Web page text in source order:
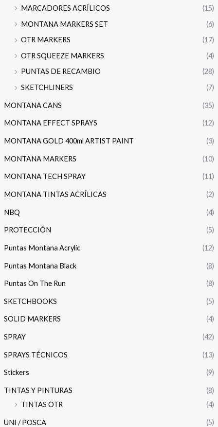
MARCADORES ACRÍLICOS
(15)
MONTANA MARKERS SET
(6)
OTR MARKERS
(17)
OTR SQUEEZE MARKERS
(4)
PUNTAS DE RECAMBIO
(28)
SKETCHLINERS
(7)
MONTANA CANS (35)
MONTANA EFFECT SPRAYS (12)
MONTANA GOLD 400ml ARTIST PAINT (3)
MONTANA MARKERS (10)
MONTANA TECH SPRAY (11)
MONTANA TINTAS ACRÍLICAS (2)
NBQ (4)
PROTECCIÓN (5)
Puntas Montana Acrylic (12)
Puntas Montana Black (8)
Puntas On The Run (8)
SKETCHBOOKS (5)
SOLID MARKERS (4)
SPRAY (42)
SPRAYS TÉCNICOS (13)
Stickers (9)
TINTAS Y PINTURAS
(8)
TINTAS OTR
(4)
UNI / POSCA (5)